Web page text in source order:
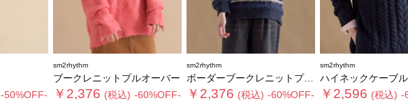
-50%OFF-
sm2rhythm
ブークレニットプルオーバー
￥2,376 (税込) -60%OFF-
sm2rhythm
ボーダーブークレニットプルオーバー
￥2,376 (税込) -60%OFF-
sm2rhythm
ハイネックケーブルニットプ
￥2,596 (税込) -